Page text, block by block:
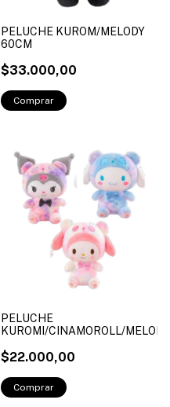
PELUCHE KUROM/MELODY
60CM
$33.000,00
PELUCHE
KUROMI/CINAMOROLL/MELODY
$22.000,00